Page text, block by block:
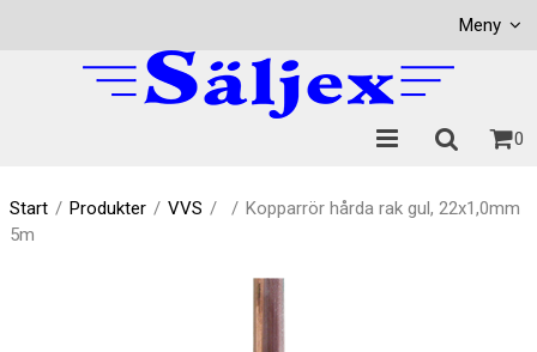
Meny
0
Start / Produkter / VVS / / Kopparrör hårda rak gul, 22x1,0mm
5m